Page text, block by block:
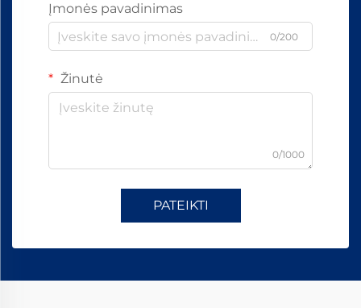
Įmonės pavadinimas
0/200
Žinutė
0/1000
PATEIKTI